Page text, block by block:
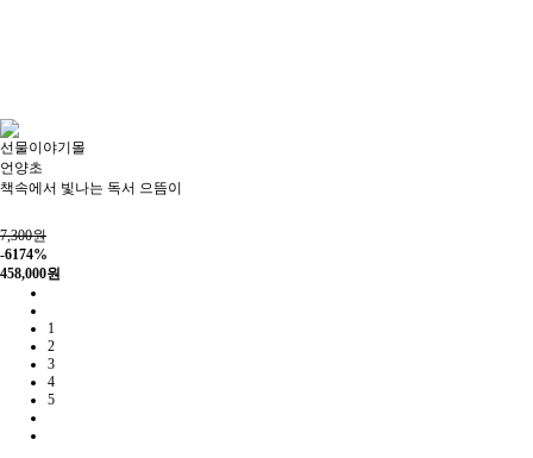
선물이야기몰
언양초
책속에서 빛나는 독서 으뜸이
7,300원
-6174%
458,000원
1
2
3
4
5